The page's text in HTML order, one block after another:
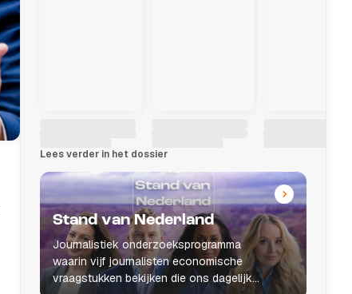
Lees verder in het dossier
Stand van Nederland
Journalistiek onderzoeksprogramma
waarin vijf journalisten economische
vraagstukken bekijken die ons dagelijks